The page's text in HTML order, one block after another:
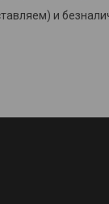
и